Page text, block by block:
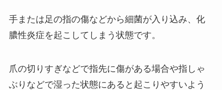
手または足の指の傷などから細菌が入り込み、化
膿性炎症を起こしてしまう状態です。
爪の切りすぎなどで指先に傷がある場合や指しゃ
ぶりなどで湿った状態にあると起こりやすいよう